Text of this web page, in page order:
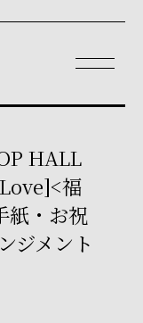
HALL
福
紙・お祝
ジメント